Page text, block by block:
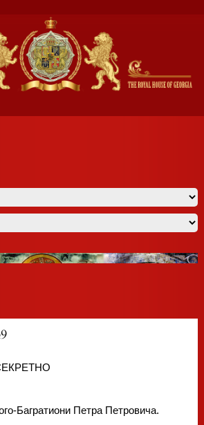
Багратиони Петра Петровича.